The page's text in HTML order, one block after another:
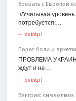
Воевать с Европой
.//Учитывая
потребуется;…
— ovintpl
Порог боли и
ПРОБЛЕМА УКРАИНЫ
ждут и не…
— ovintpl
Венгрия: